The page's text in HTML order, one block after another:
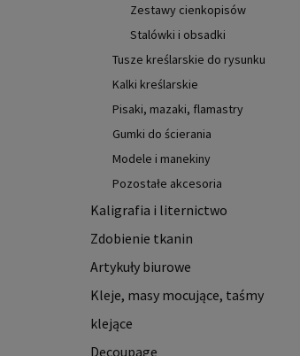
Zestawy cienkopisów
Stalówki i obsadki
Tusze kreślarskie do rysunku
Kalki kreślarskie
Pisaki, mazaki, flamastry
Gumki do ścierania
Modele i manekiny
Pozostałe akcesoria
Kaligrafia i liternictwo
Zdobienie tkanin
Artykuły biurowe
Kleje, masy mocujące, taśmy
klejące
Decoupage